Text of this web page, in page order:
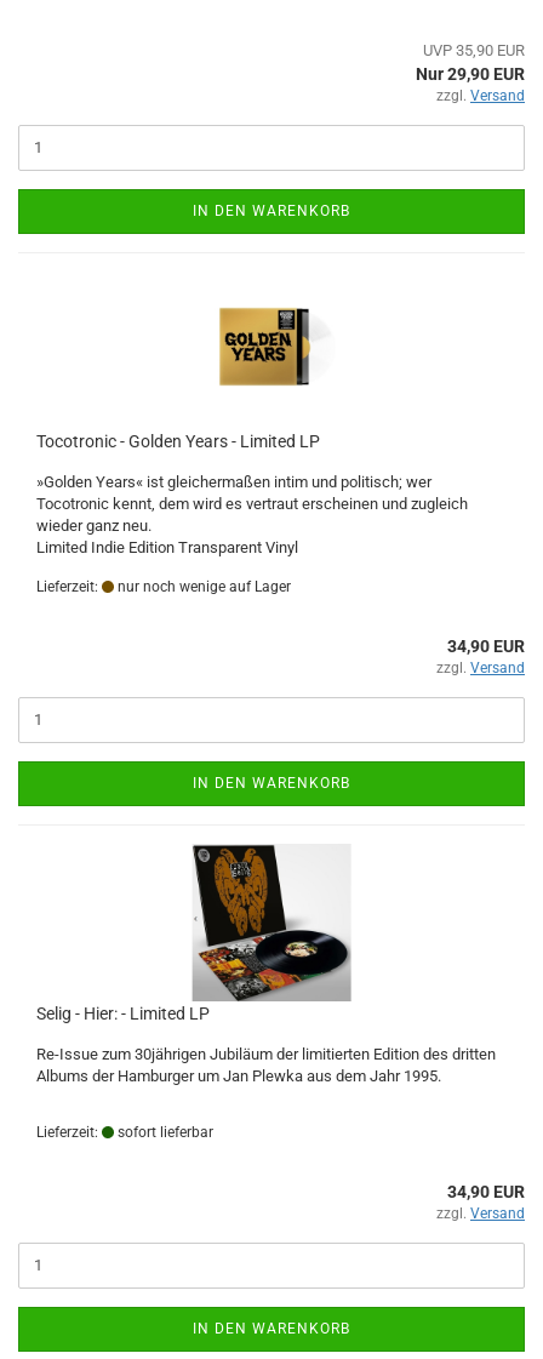
UVP 35,90 EUR
Nur 29,90 EUR
zzgl. Versand
IN DEN WARENKORB
Tocotronic - Golden Years - Limited LP
»Golden Years« ist gleichermaßen intim und politisch; wer
Tocotronic kennt, dem wird es vertraut erscheinen und zugleich
wieder ganz neu.
Limited Indie Edition Transparent Vinyl
Lieferzeit: nur noch wenige auf Lager
34,90 EUR
zzgl. Versand
IN DEN WARENKORB
Selig - Hier: - Limited LP
Re-Issue zum 30jährigen Jubiläum der limitierten Edition des dritten
Albums der Hamburger um Jan Plewka aus dem Jahr 1995.
Lieferzeit: sofort lieferbar
34,90 EUR
zzgl. Versand
IN DEN WARENKORB